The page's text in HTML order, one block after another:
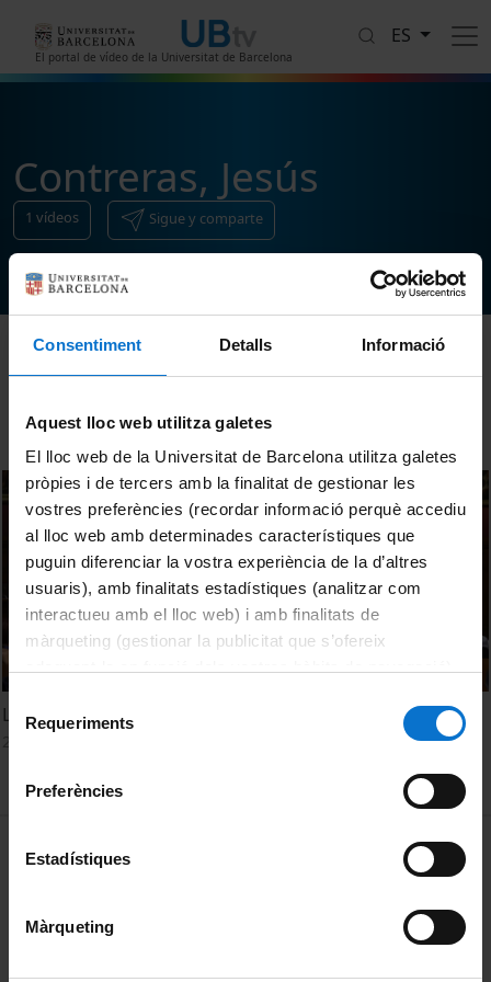
Consentiment Detalls Informació
Aquest lloc web utilitza galetes
El lloc web de la Universitat de Barcelona utilitza galetes
pròpies i de tercers amb la finalitat de gestionar les
vostres preferències (recordar informació perquè accediu
al lloc web amb determinades característiques que
puguin diferenciar la vostra experiència de la d’altres
usuaris), amb finalitats estadístiques (analitzar com
interactueu amb el lloc web) i amb finalitats de
màrqueting (gestionar la publicitat que s’ofereix
consultar laPolítica de galetes del lloc web de la
de Requeriments
Preferències
Estadístiques
Màrqueting
El portal de vídeo de la Universitat de Barcelona
ES
Contreras, Jesús
1 vídeos Sigue y comparte
Ordenar
Lluita contra el malbaratament alimentari
MENÚ PEU 1
Política de Cookies
Privacidad y términos